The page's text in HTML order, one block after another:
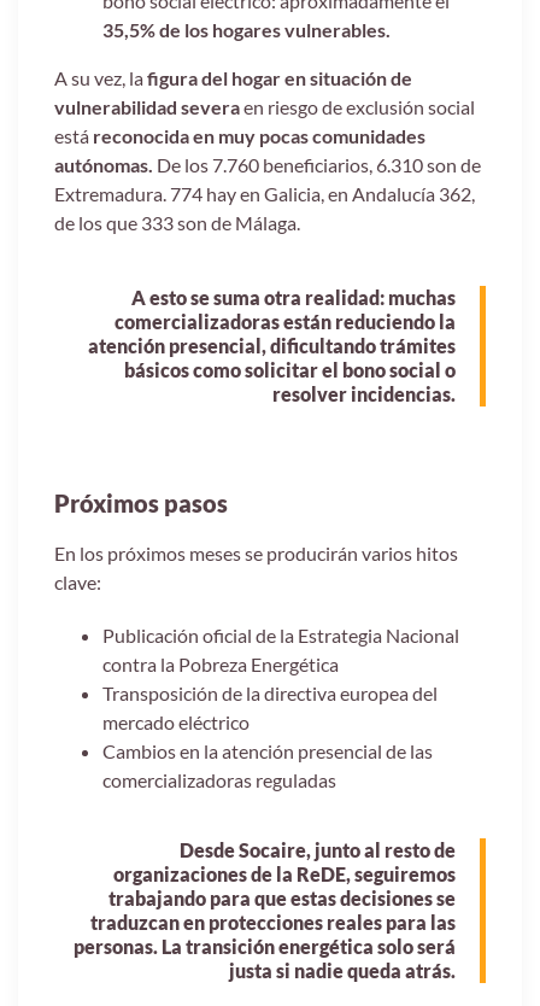
35,5% de los hogares vulnerables.
A su vez, lafigura del hogar en situación de
vulnerabilidad severaen riesgo de exclusión social
está reconocida en muy pocas comunidades
autónomas. De los 7.760 beneficiarios, 6.310 son de
Extremadura. 774 hay en Galicia, en Andalucía 362,
de los que 333 son de Málaga.
A esto se suma otra realidad: muchas
comercializadoras están reduciendo la
atención presencial, dificultando trámites
básicos como solicitar el bono social o
resolver incidencias.
Próximos pasos
En los próximos meses se producirán varios hitos
clave:
Publicación oficial de la Estrategia Nacional
contra la Pobreza Energética
Transposición de la directiva europea del
mercado eléctrico
Cambios en la atención presencial de las
comercializadoras reguladas
Desde Socaire, junto al resto de
organizaciones de la ReDE, seguiremos
trabajando para que estas decisiones se
traduzcan en protecciones reales para las
personas. La transición energética solo será
justa si nadie queda atrás.